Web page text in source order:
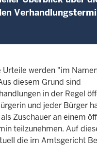
Urteile werden "im
diesem Grund sind
in der Regel
und jeder Bürger
Zuschauer an einem
teilzunehmen. Auf
die im Amtsgericht